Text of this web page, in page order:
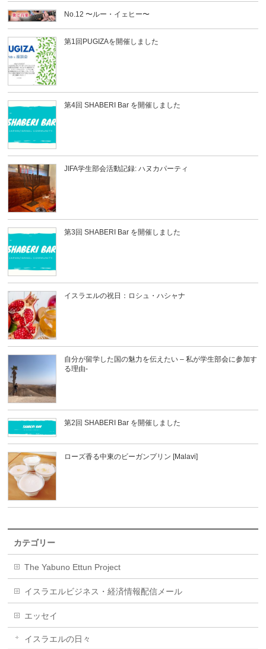
No.12 〜ルー・イェヒー〜
第1回PUGIZAを開催しました
第4回 SHABERI Bar を開催しました
JIFA学生部会活動記録: ハヌカパーティ
第3回 SHABERI Bar を開催しました
イスラエルの祝日：ロシュ・ハシャナ
自分が留学した国の魅力を伝えたい – 私が学生部会に参加す
る理由-
第2回 SHABERI Bar を開催しました
ローズ香る中東のビーガンプリン [Malavi]
カテゴリー
The Yabuno Ettun Project
イスラエルビジネス・経済情報配信メール
エッセイ
イスラエルの日々